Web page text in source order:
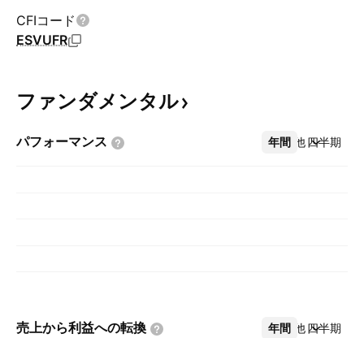
CFIコード
ESVUFR
ファンダメンタル
パフォーマンス 年間 四半期
その他
売上から利益への転換 年間 四半期
その他